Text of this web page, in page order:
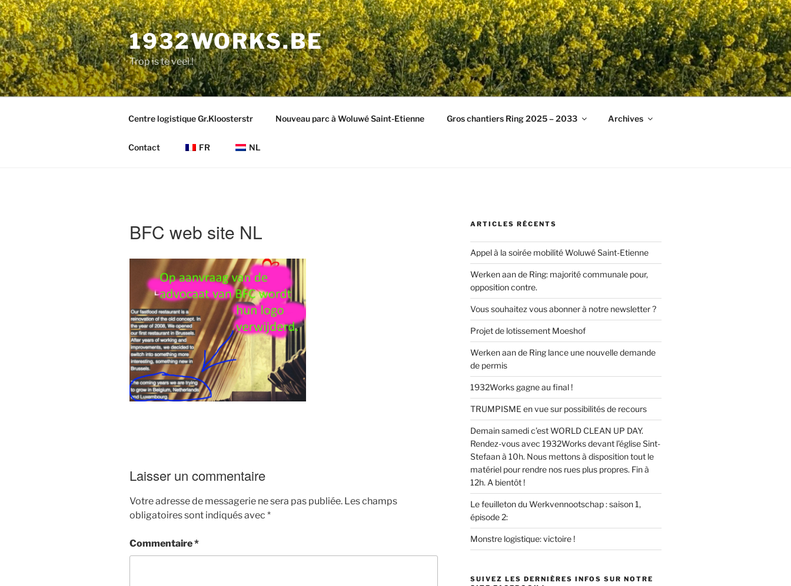
Aller
au
contenu
principal
1932WORKS.BE
Trop is te veel !
Centre logistique Gr.Kloosterstr Nouveau parc à Woluwé Saint-Etienne Gros chantiers Ring 2025 – 2033 Archives
Contact FR NL
BFC web site NL
Laisser un commentaire
Votre adresse de messagerie ne sera pas publiée. Les champs
obligatoires sont indiqués avec *
Commentaire*
ARTICLES RÉCENTS
Appel à la soirée mobilité Woluwé Saint-Etienne
Werken aan de Ring: majorité communale pour,
opposition contre.
Vous souhaitez vous abonner à notre newsletter ?
Projet de lotissement Moeshof
Werken aan de Ring lance une nouvelle demande
de permis
1932Works gagne au final !
TRUMPISME en vue sur possibilités de recours
Demain samedi c’est WORLD CLEAN UP DAY.
Rendez-vous avec 1932Works devant l’église Sint-
Stefaan à 10h. Nous mettons à disposition tout le
matériel pour rendre nos rues plus propres. Fin à
12h. A bientôt !
Le feuilleton du Werkvennootschap : saison 1,
épisode 2:
Monstre logistique: victoire !
SUIVEZ LES DERNIÈRES INFOS SUR NOTRE